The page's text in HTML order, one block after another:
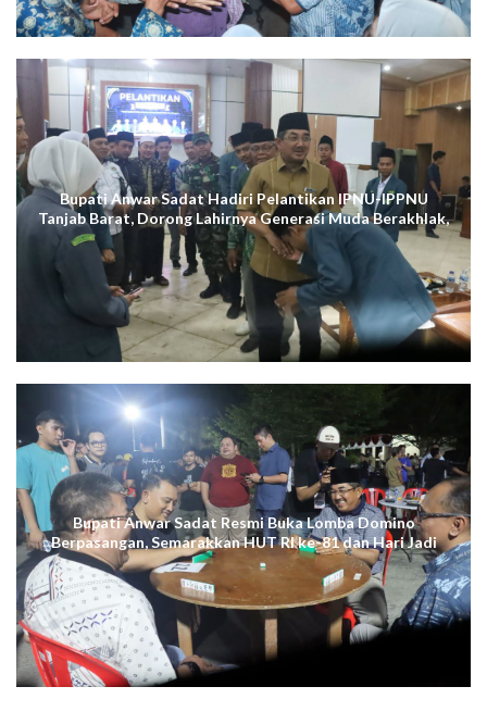
Bupati Anwar Sadat Hadiri Pelantikan IPNU-IPPNU
Tanjab Barat, Dorong Lahirnya Generasi Muda Berakhlak,
Cerdas Digital, dan Berdaya Saing
Bupati Anwar Sadat Resmi Buka Lomba Domino
Berpasangan, Semarakkan HUT RI ke-81 dan Hari Jadi
ke-61 Tanjab Barat